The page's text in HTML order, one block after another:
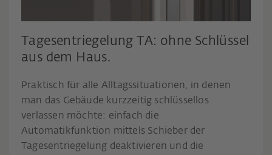
Tagesentriegelung TA: ohne Schlüssel
aus dem Haus.
Praktisch für alle Alltagssituationen, in denen
man das Gebäude kurzzeitig schlüssellos
verlassen möchte: einfach die
Automatikfunktion mittels Schieber der
Tagesentriegelung deaktivieren und die